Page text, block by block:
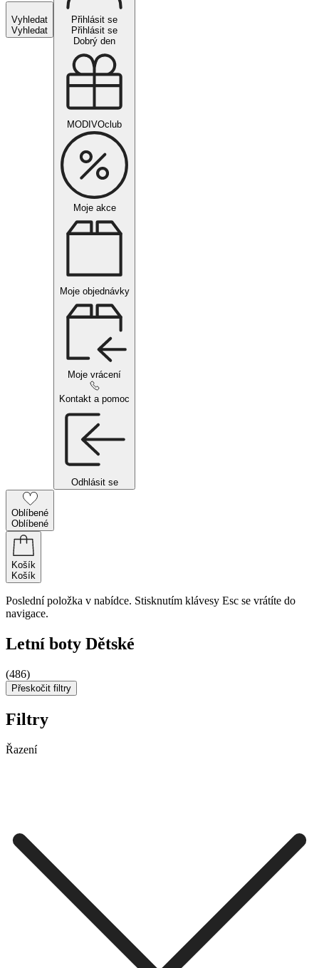
Vyhledat
Vyhledat
Přihlásit se
Přihlásit se
Dobrý den
MODIVOclub
Moje akce
Moje objednávky
Moje vrácení
Kontakt a pomoc
Odhlásit se
Oblíbené
Oblíbené
Košík
Košík
Poslední položka v nabídce. Stisknutím klávesy Esc se vrátíte do
navigace.
Letní boty Dětské
(486)
Přeskočit filtry
Filtry
Řazení